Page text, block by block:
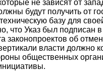
не зависят от
будут получить от
базу для
что Указ был подписан
законопроектов об
власти должно
общественных